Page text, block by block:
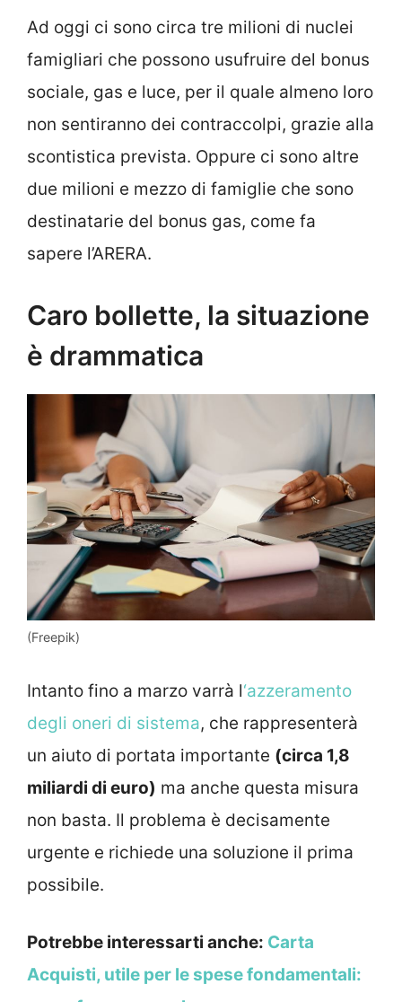
Ad oggi ci sono circa tre milioni di nuclei
famigliari che possono usufruire del bonus
sociale, gas e luce, per il quale almeno loro
non sentiranno dei contraccolpi, grazie alla
scontistica prevista. Oppure ci sono altre
due milioni e mezzo di famiglie che sono
destinatarie del bonus gas, come fa
sapere l’ARERA.
Caro bollette, la situazione
è drammatica
(Freepik)
Intanto fino a marzo varrà l‘azzeramento
degli oneri di sistema, che rappresenterà
un aiuto di portata importante (circa 1,8
miliardi di euro) ma anche questa misura
non basta. Il problema è decisamente
urgente e richiede una soluzione il prima
possibile.
Potrebbe interessarti anche: Carta
Acquisti, utile per le spese fondamentali: